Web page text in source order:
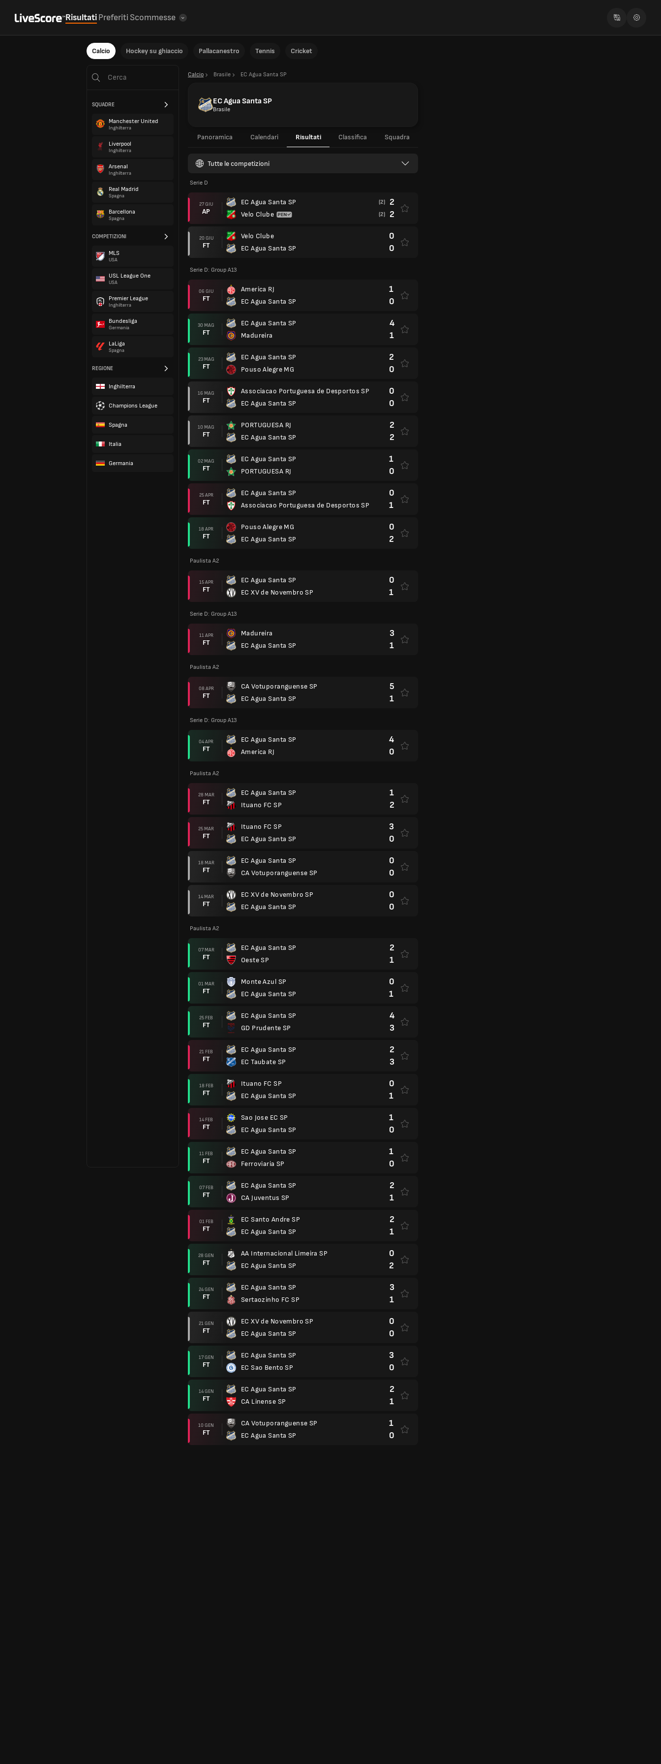
RisultatiPreferiti Scommesse
Calcio Hockey su ghiaccio Pallacanestro Tennis Cricket
SQUADRE
Manchester United
Inghilterra
Liverpool
Inghilterra
Arsenal
Inghilterra
Real Madrid
Spagna
Barcellona
Spagna
COMPETIZIONI
MLS
USA
USL League One
USA
Premier League
Inghilterra
Bundesliga
Germania
LaLiga
Spagna
REGIONE
Inghilterra
Champions League
Spagna
Italia
Germania
Calcio Brasile EC Agua Santa SP
EC Agua Santa SP
Brasile
Panoramica Calendari Risultati Classifica Squadra
Tutte le competizioni
Serie D
27 GIU
AP
EC Agua Santa SP
Velo Clube
(2) 2
(2) 2
20 GIU
FT
Velo Clube
EC Agua Santa SP
0
0
Serie D: Group A13
06 GIU
FT
America RJ
EC Agua Santa SP
1
0
30 MAG
FT
EC Agua Santa SP
Madureira
4
1
23 MAG
FT
EC Agua Santa SP
Pouso Alegre MG
2
0
16 MAG
FT
Associacao Portuguesa de Desportos SP
EC Agua Santa SP
0
0
10 MAG
FT
PORTUGUESA RJ
EC Agua Santa SP
2
2
02 MAG
FT
EC Agua Santa SP
PORTUGUESA RJ
1
0
25 APR
FT
EC Agua Santa SP
Associacao Portuguesa de Desportos SP
0
1
18 APR
FT
Pouso Alegre MG
EC Agua Santa SP
0
2
Paulista A2
15 APR
FT
EC Agua Santa SP
EC XV de Novembro SP
0
1
Serie D: Group A13
11 APR
FT
Madureira
EC Agua Santa SP
3
1
Paulista A2
08 APR
FT
CA Votuporanguense SP
EC Agua Santa SP
5
1
Serie D: Group A13
04 APR
FT
EC Agua Santa SP
America RJ
4
0
Paulista A2
28 MAR
FT
EC Agua Santa SP
Ituano FC SP
1
2
25 MAR
FT
Ituano FC SP
EC Agua Santa SP
3
0
18 MAR
FT
EC Agua Santa SP
CA Votuporanguense SP
0
0
14 MAR
FT
EC XV de Novembro SP
EC Agua Santa SP
0
0
Paulista A2
07 MAR
FT
EC Agua Santa SP
Oeste SP
2
1
01 MAR
FT
Monte Azul SP
EC Agua Santa SP
0
1
25 FEB
FT
EC Agua Santa SP
GD Prudente SP
4
3
21 FEB
FT
EC Agua Santa SP
EC Taubate SP
2
3
18 FEB
FT
Ituano FC SP
EC Agua Santa SP
0
1
14 FEB
FT
Sao Jose EC SP
EC Agua Santa SP
1
0
11 FEB
FT
EC Agua Santa SP
Ferroviaria SP
1
0
07 FEB
FT
EC Agua Santa SP
CA Juventus SP
2
1
01 FEB
FT
EC Santo Andre SP
EC Agua Santa SP
2
1
28 GEN
FT
AA Internacional Limeira SP
EC Agua Santa SP
0
2
24 GEN
FT
EC Agua Santa SP
Sertaozinho FC SP
3
1
21 GEN
FT
EC XV de Novembro SP
EC Agua Santa SP
0
0
17 GEN
FT
EC Agua Santa SP
EC Sao Bento SP
3
0
14 GEN
FT
EC Agua Santa SP
CA Linense SP
2
1
10 GEN
FT
CA Votuporanguense SP
EC Agua Santa SP
1
0